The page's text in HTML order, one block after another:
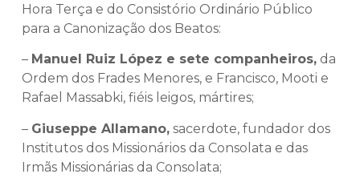
Hora Terça e do Consistório Ordinário Público
para a Canonização dos Beatos:
– Manuel Ruiz López e sete companheiros, da
Ordem dos Frades Menores, e Francisco, Mooti e
Rafael Massabki, fiéis leigos, mártires;
– Giuseppe Allamano, sacerdote, fundador dos
Institutos dos Missionários da Consolata e das
Irmãs Missionárias da Consolata;